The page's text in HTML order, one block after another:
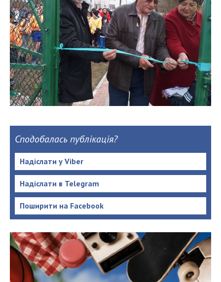
Сподобалась публікація?
Надіслати у Viber
Надіслати в Telegram
Поширити на Facebook